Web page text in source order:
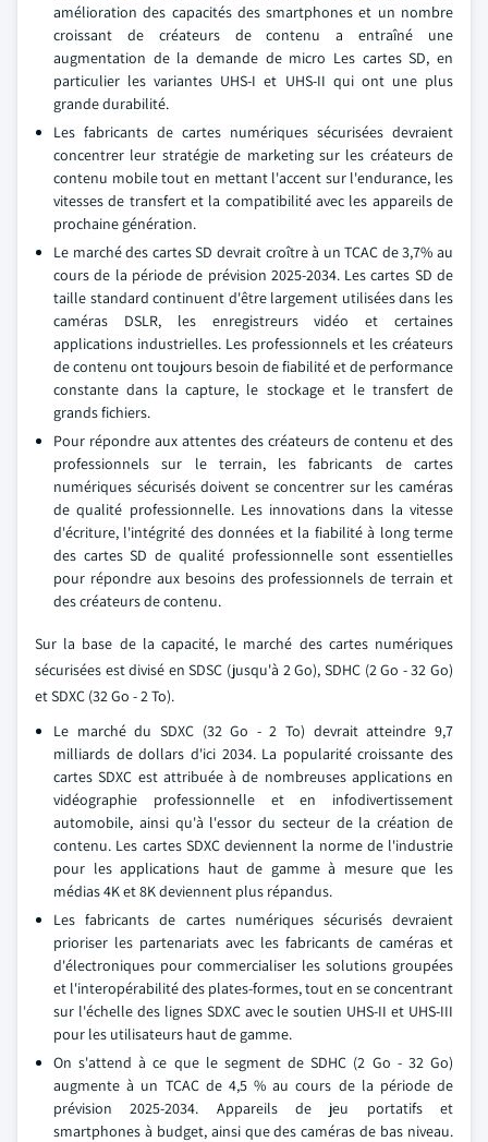
amélioration des capacités des smartphones et un nombre
croissant de créateurs de contenu a entraîné une
augmentation de la demande de micro Les cartes SD, en
particulier les variantes UHS-I et UHS-II qui ont une plus
grande durabilité.
Les fabricants de cartes numériques sécurisées devraient
concentrer leur stratégie de marketing sur les créateurs de
contenu mobile tout en mettant l'accent sur l'endurance, les
vitesses de transfert et la compatibilité avec les appareils de
prochaine génération.
Le marché des cartes SD devrait croître à un TCAC de 3,7% au
cours de la période de prévision 2025-2034. Les cartes SD de
taille standard continuent d'être largement utilisées dans les
caméras DSLR, les enregistreurs vidéo et certaines
applications industrielles. Les professionnels et les créateurs
de contenu ont toujours besoin de fiabilité et de performance
constante dans la capture, le stockage et le transfert de
grands fichiers.
Pour répondre aux attentes des créateurs de contenu et des
professionnels sur le terrain, les fabricants de cartes
numériques sécurisés doivent se concentrer sur les caméras
de qualité professionnelle. Les innovations dans la vitesse
d'écriture, l'intégrité des données et la fiabilité à long terme
des cartes SD de qualité professionnelle sont essentielles
pour répondre aux besoins des professionnels de terrain et
des créateurs de contenu.
Sur la base de la capacité, le marché des cartes numériques
sécurisées est divisé en SDSC (jusqu'à 2 Go), SDHC (2 Go - 32 Go)
et SDXC (32 Go - 2 To).
Le marché du SDXC (32 Go - 2 To) devrait atteindre 9,7
milliards de dollars d'ici 2034. La popularité croissante des
cartes SDXC est attribuée à de nombreuses applications en
vidéographie professionnelle et en infodivertissement
automobile, ainsi qu'à l'essor du secteur de la création de
contenu. Les cartes SDXC deviennent la norme de l'industrie
pour les applications haut de gamme à mesure que les
médias 4K et 8K deviennent plus répandus.
Les fabricants de cartes numériques sécurisés devraient
prioriser les partenariats avec les fabricants de caméras et
d'électroniques pour commercialiser les solutions groupées
et l'interopérabilité des plates-formes, tout en se concentrant
sur l'échelle des lignes SDXC avec le soutien UHS-II et UHS-III
pour les utilisateurs haut de gamme.
On s'attend à ce que le segment de SDHC (2 Go - 32 Go)
augmente à un TCAC de 4,5 % au cours de la période de
prévision 2025-2034. Appareils de jeu portatifs et
smartphones à budget, ainsi que des caméras de bas niveau.